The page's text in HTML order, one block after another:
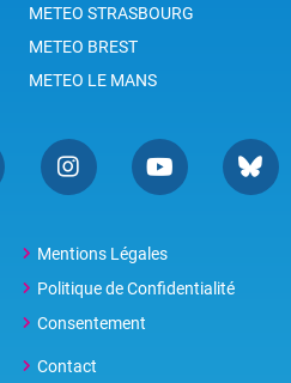
METEO STRASBOURG
METEO BREST
METEO LE MANS
Mentions Légales
Politique de Confidentialité
Consentement
Contact